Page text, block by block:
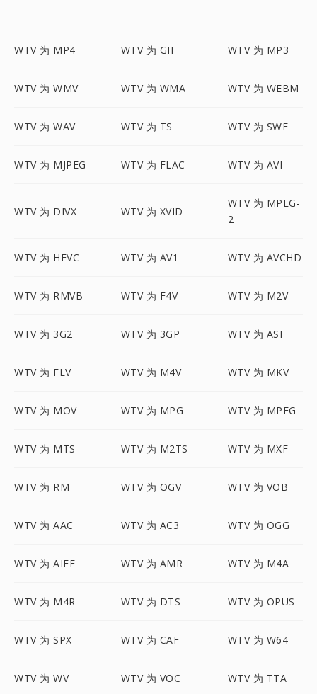
WTV 为 MP4 WTV 为 GIF WTV 为 MP3
WTV 为 WMV WTV 为 WMA WTV 为 WEBM
WTV 为 WAV WTV 为 TS WTV 为 SWF
WTV 为 MJPEG WTV 为 FLAC WTV 为 AVI
WTV 为 DIVX WTV 为 XVID
WTV 为 MPEG-
2
WTV 为 HEVC WTV 为 AV1 WTV 为 AVCHD
WTV 为 RMVB WTV 为 F4V WTV 为 M2V
WTV 为 3G2 WTV 为 3GP WTV 为 ASF
WTV 为 FLV WTV 为 M4V WTV 为 MKV
WTV 为 MOV WTV 为 MPG WTV 为 MPEG
WTV 为 MTS WTV 为 M2TS WTV 为 MXF
WTV 为 RM WTV 为 OGV WTV 为 VOB
WTV 为 AAC WTV 为 AC3 WTV 为 OGG
WTV 为 AIFF WTV 为 AMR WTV 为 M4A
WTV 为 M4R WTV 为 DTS WTV 为 OPUS
WTV 为 SPX WTV 为 CAF WTV 为 W64
WTV 为 WV WTV 为 VOC WTV 为 TTA